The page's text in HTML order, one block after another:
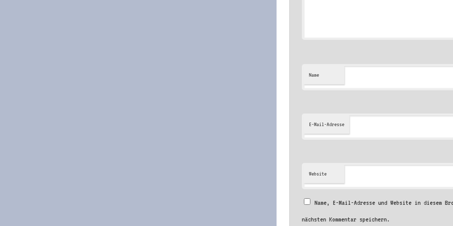
Name
E-Mail-Adresse
Website
Name, E-Mail-Adresse und Website in diesem
nächsten Kommentar speichern.